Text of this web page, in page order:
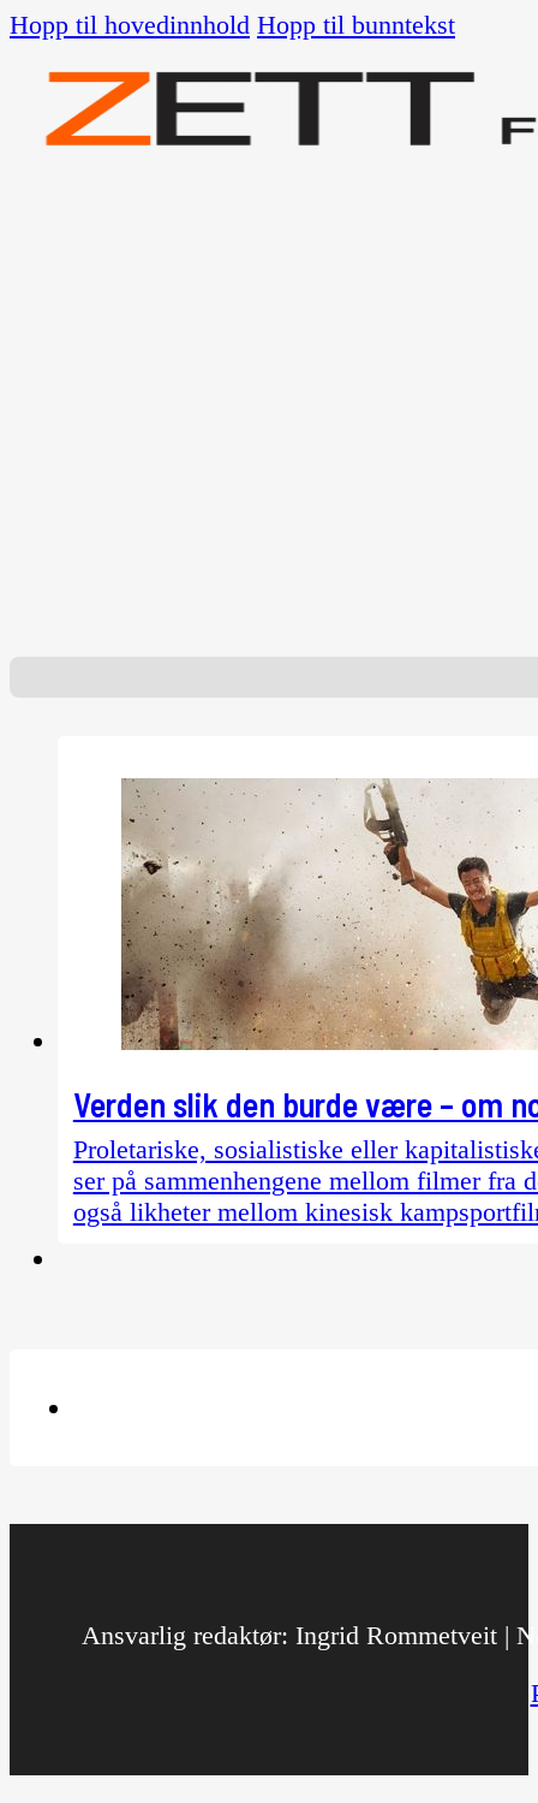
Hopp til hovedinnhold Hopp til bunntekst
Verden slik den burde være – om
Proletariske, sosialistiske eller
ser på sammenhengene mellom filmer
også likheter mellom kinesisk
Ansvarlig redaktør: Ingrid Rommetveit |